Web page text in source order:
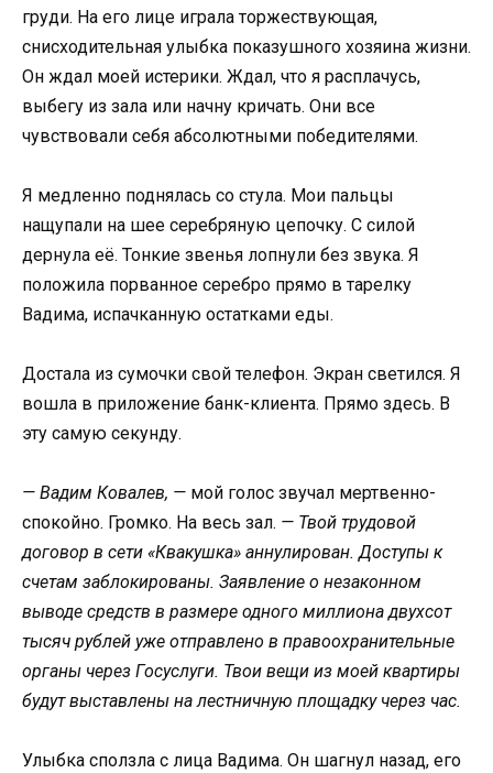
груди. На его лице играла торжествующая,
снисходительная улыбка показушного хозяина жизни.
Он ждал моей истерики. Ждал, что я расплачусь,
выбегу из зала или начну кричать. Они все
чувствовали себя абсолютными победителями.
Я медленно поднялась со стула. Мои пальцы
нащупали на шее серебряную цепочку. С силой
дернула её. Тонкие звенья лопнули без звука. Я
положила порванное серебро прямо в тарелку
Вадима, испачканную остатками еды.
Достала из сумочки свой телефон. Экран светился. Я
вошла в приложение банк-клиента. Прямо здесь. В
эту самую секунду.
— Вадим Ковалев, — мой голос звучал мертвенно-
спокойно. Громко. На весь зал. — Твой трудовой
договор в сети «Квакушка» аннулирован. Доступы к
счетам заблокированы. Заявление о незаконном
выводе средств в размере одного миллиона двухсот
тысяч рублей уже отправлено в правоохранительные
органы через Госуслуги. Твои вещи из моей квартиры
будут выставлены на лестничную площадку через час.
Улыбка сползла с лица Вадима. Он шагнул назад, его